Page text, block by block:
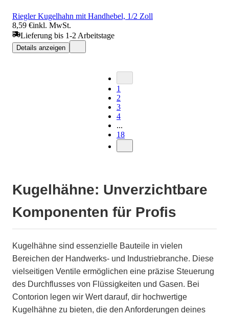
Riegler Kugelhahn mit Handhebel, 1/2 Zoll
8,59 €inkl. MwSt.
Lieferung bis 1-2 Arbeitstage
Details anzeigen
1
2
3
4
...
18
Kugelhähne: Unverzichtbare
Komponenten für Profis
Kugelhähne sind essenzielle Bauteile in vielen
Bereichen der Handwerks- und Industriebranche. Diese
vielseitigen Ventile ermöglichen eine präzise Steuerung
des Durchflusses von Flüssigkeiten und Gasen. Bei
Contorion legen wir Wert darauf, dir hochwertige
Kugelhähne zu bieten, die den Anforderungen deines